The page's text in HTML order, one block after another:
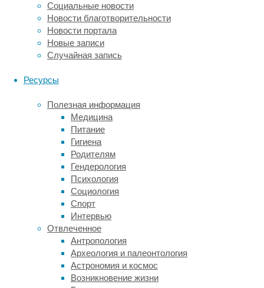
Социальные новости
Новости благотворительности
Новости портала
Новые записи
Случайная запись
Ресурсы
Полезная информация
Медицина
Питание
Гигиена
Родителям
Гендерология
Психология
Социология
Спорт
Интервью
Отвлеченное
Антропология
Археология и палеонтология
Астрономия и космос
Возникновение жизни
2013
году
в
журнале
Nature
Neuroscience
Ну
ты
и
юморист!
Комедийные
фильмы
и
театральные
постановки,
карикатуры,
пародии,